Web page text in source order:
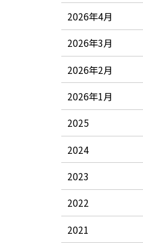
2026年4月
2026年3月
2026年2月
2026年1月
2025
2024
2023
2022
2021